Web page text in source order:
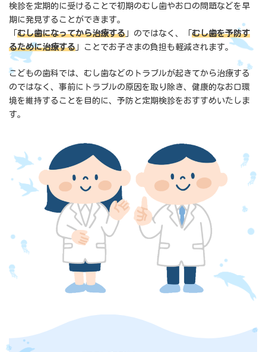
検診を定期的に受けることで初期のむし歯やお口の問題などを早
期に発見することができます。
むし歯になってから治療する 」のではなく、「 むし歯を予防す
るために治療する 」ことでお子さまの負担も軽減されます。
こどもの歯科では、むし歯などのトラブルが起きてから治療する
のではなく、事前にトラブルの原因を取り除き、健康的なお口環
境を維持することを目的に、予防と定期検診をおすすめいたしま
す。